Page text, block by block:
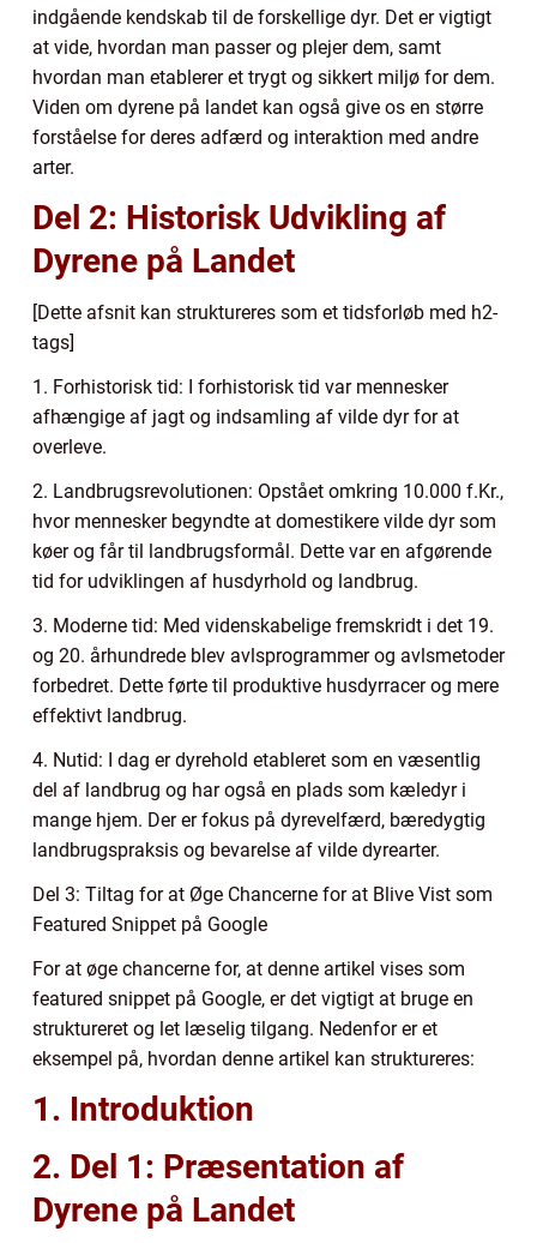
indgående kendskab til de forskellige dyr. Det er vigtigt
at vide, hvordan man passer og plejer dem, samt
hvordan man etablerer et trygt og sikkert miljø for dem.
Viden om dyrene på landet kan også give os en større
forståelse for deres adfærd og interaktion med andre
arter.
Del 2: Historisk Udvikling af
Dyrene på Landet
[Dette afsnit kan struktureres som et tidsforløb med h2-
tags]
1. Forhistorisk tid: I forhistorisk tid var mennesker
afhængige af jagt og indsamling af vilde dyr for at
overleve.
2. Landbrugsrevolutionen: Opstået omkring 10.000 f.Kr.,
hvor mennesker begyndte at domestikere vilde dyr som
køer og får til landbrugsformål. Dette var en afgørende
tid for udviklingen af husdyrhold og landbrug.
3. Moderne tid: Med videnskabelige fremskridt i det 19.
og 20. århundrede blev avlsprogrammer og avlsmetoder
forbedret. Dette førte til produktive husdyrracer og mere
effektivt landbrug.
4. Nutid: I dag er dyrehold etableret som en væsentlig
del af landbrug og har også en plads som kæledyr i
mange hjem. Der er fokus på dyrevelfærd, bæredygtig
landbrugspraksis og bevarelse af vilde dyrearter.
Del 3: Tiltag for at Øge Chancerne for at Blive Vist som
Featured Snippet på Google
For at øge chancerne for, at denne artikel vises som
featured snippet på Google, er det vigtigt at bruge en
struktureret og let læselig tilgang. Nedenfor er et
eksempel på, hvordan denne artikel kan struktureres:
1. Introduktion
2. Del 1: Præsentation af
Dyrene på Landet